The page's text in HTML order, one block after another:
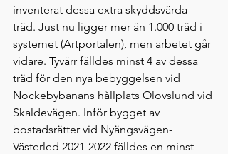
inventerat dessa extra skyddsvärda
träd. Just nu ligger mer än 1.000 träd i
systemet (Artportalen), men arbetet går
vidare. Tyvärr fälldes minst 4 av dessa
träd för den nya bebyggelsen vid
Nockebybanans hållplats Olovslund vid
Skaldevägen. Inför bygget av
bostadsrätter vid Nyängsvägen-
Västerled 2021-2022 fälldes en minst